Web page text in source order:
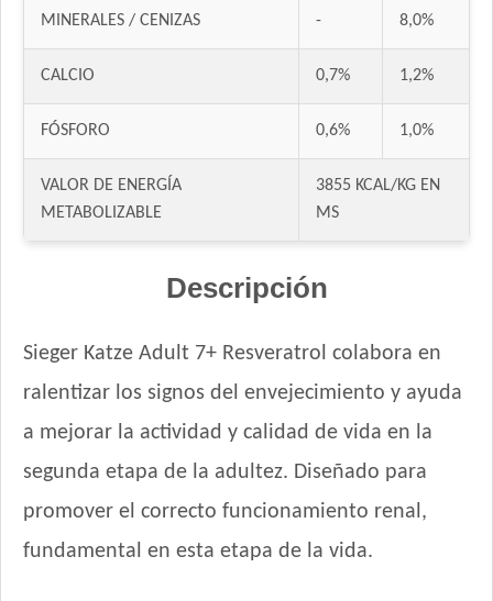
MINERALES / CENIZAS - 8,0%
CALCIO 0,7% 1,2%
FÓSFORO 0,6% 1,0%
VALOR DE ENERGÍA
METABOLIZABLE
3855 KCAL/KG EN
MS
Descripción
Sieger Katze Adult 7+ Resveratrol colabora en
ralentizar los signos del envejecimiento y ayuda
a mejorar la actividad y calidad de vida en la
segunda etapa de la adultez. Diseñado para
promover el correcto funcionamiento renal,
fundamental en esta etapa de la vida.